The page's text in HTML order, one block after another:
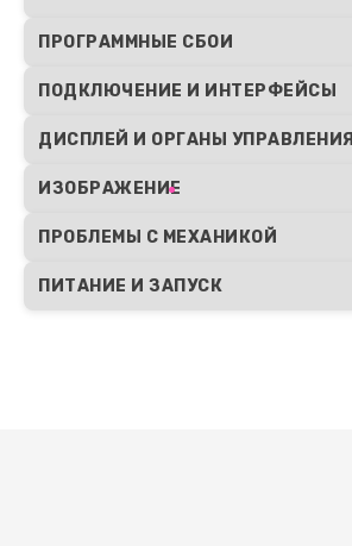
ПРОГРАММНЫЕ СБОИ
ПОДКЛЮЧЕНИЕ И ИНТЕРФЕЙСЫ
ДИСПЛЕЙ И ОРГАНЫ УПРАВЛЕНИЯ
ИЗОБРАЖЕНИЕ
ПРОБЛЕМЫ С МЕХАНИКОЙ
ПИТАНИЕ И ЗАПУСК